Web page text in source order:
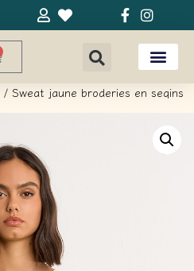
/ Sweat jaune broderies en seqins